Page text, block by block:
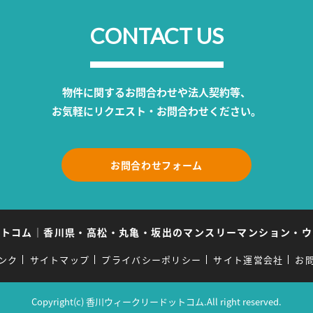
CONTACT US
物件に関するお問合わせや法人契約等、
お気軽にリクエスト・お問合わせください。
お問合わせフォーム
コム ｜香川県・高松・丸亀・坂出のマンスリーマンション・
ク サイトマップ プライバシーポリシー サイト運営会社 お
Copyright(c) 香川ウィークリードットコム.All right reserved.